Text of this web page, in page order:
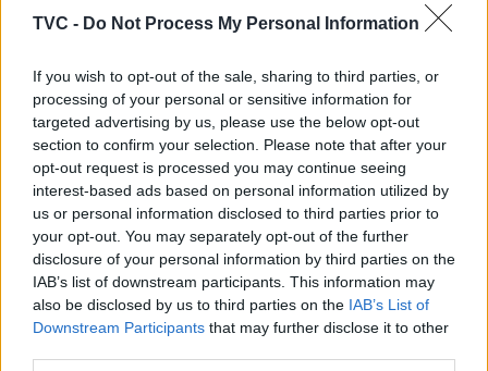
TVC - Do Not Process My Personal Information
If you wish to opt-out of the sale, sharing to third parties, or
processing of your personal or sensitive information for
targeted advertising by us, please use the below opt-out
section to confirm your selection. Please note that after your
opt-out request is processed you may continue seeing
interest-based ads based on personal information utilized by
us or personal information disclosed to third parties prior to
your opt-out. You may separately opt-out of the further
disclosure of your personal information by third parties on the
IAB’s list of downstream participants. This information may
also be disclosed by us to third parties on the IAB’s List of
Downstream Participants that may further disclose it to other
negativos e de escuridão”.
Artigo anterior
S. João da Madeira:
Câmara Municipal
manteve cantinas
“Mulher admite ter ateado
fogo em Ovar para afastar
‘bicharada’ e enfrenta